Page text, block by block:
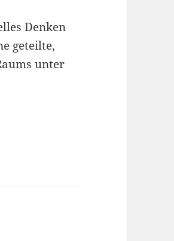
Denken
geteilte,
unter